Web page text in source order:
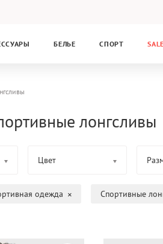
БЕЛЬЕ СПОРТ SALE
лонгсливы
Цвет
одежда Спортивные